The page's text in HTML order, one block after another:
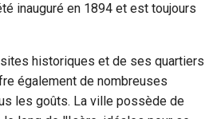
inauguré en 1894 et est toujours
historiques et de ses quartiers
également de nombreuses
les goûts. La ville possède de